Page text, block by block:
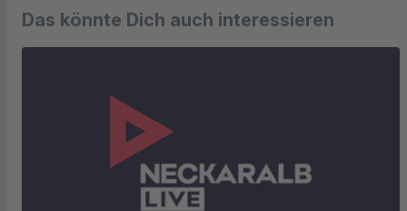
Das könnte Dich auch interessieren